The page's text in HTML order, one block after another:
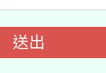
教學軟體
會函釋公
送出